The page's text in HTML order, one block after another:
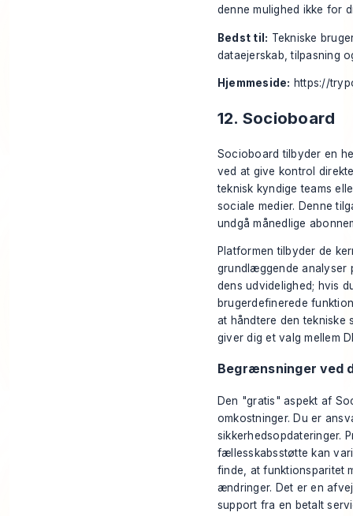
denne mulighed ikke for
Bedst til: Tekniske
dataejerskab, tilpasning
Hjemmeside: https://
12. Socioboard
Socioboard tilbyder en
ved at give kontrol
teknisk kyndige teams
sociale medier. Denne
undgå månedlige
Platformen tilbyder de
grundlæggende analyser
dens udvidelighed; hvis
brugerdefinerede
at håndtere den
giver dig et valg mellem
Begrænsninger ved
Den "gratis" aspekt af
omkostninger. Du er
sikkerhedsopdateringer.
fællesskabsstøtte kan
finde, at funktionsparitet
ændringer. Det er en
support fra en betalt